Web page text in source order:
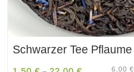
Schwarzer Tee Pflaume
6,00 €